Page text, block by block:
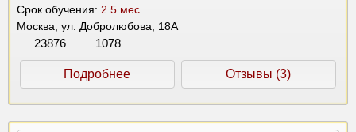
Срок обучения: 2.5 мес.
Москва, ул. Добролюбова, 18А
23876 1078
Подробнее Отзывы (3)